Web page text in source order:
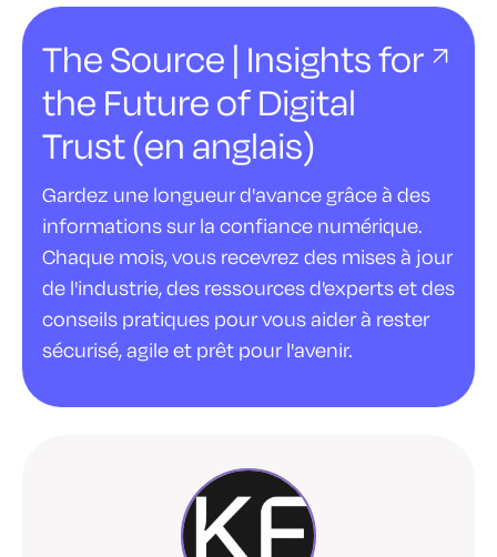
The Source | Insights for
the Future of Digital
Trust (en anglais)
Gardez une longueur d'avance grâce à des
informations sur la confiance numérique.
Chaque mois, vous recevrez des mises à jour
de l'industrie, des ressources d'experts et des
conseils pratiques pour vous aider à rester
sécurisé, agile et prêt pour l'avenir.